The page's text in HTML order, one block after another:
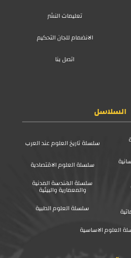
تعليمات النشر
الانضمام للجان التحكيم
اتصل بنا
السلاسل
سلسلة تاريخ العلوم عند العرب
سلسلة العلوم الاقتصادية
سلسلة الهندسة المدنية
والمعمارية والبيئية
سلسلة العلوم الطبية
العلوم الاساسية